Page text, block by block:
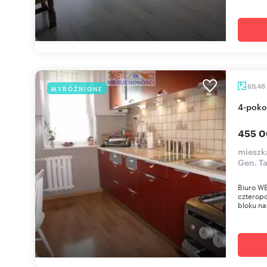
WYRÓŻNIONE 69,48
4-
455
Gen.
Biuro
bloku